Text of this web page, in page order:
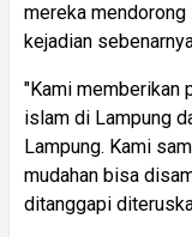
mereka mendorong
kejadian
"Kami memberikan
islam di Lampung
Lampung. Kami
mudahan bisa
ditanggapi